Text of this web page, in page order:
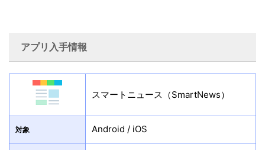
アプリ入手情報
スマートニュース（SmartNews）
対象 Android / iOS